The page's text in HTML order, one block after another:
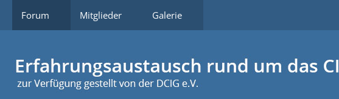
Forum Mitglieder Galerie